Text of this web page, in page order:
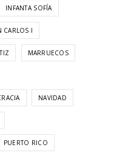
INFANTA SOFÍA
CARLOS I
MARRUECOS
NAVIDAD
PUERTO RICO